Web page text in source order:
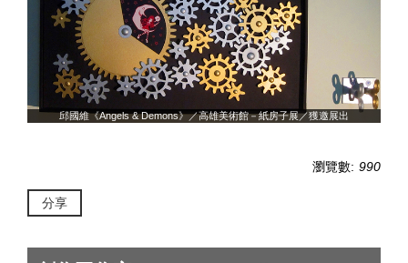
邱國維《Angels & Demons》／高雄美術館－紙房子展／獲邀展出
瀏覽數: 990
分享